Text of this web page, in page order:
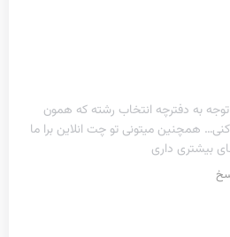
به دفترچه انتخاب رشته که همون
همچنین میتونی تو چت انلاین برا ما
بیشتری داری